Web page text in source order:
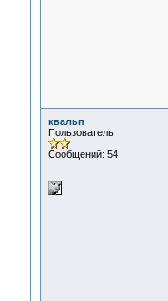
квальп
Пользователь
Сообщений: 54